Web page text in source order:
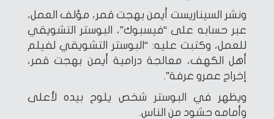
ونشر السيناريست أيمن بهجت قمر، مؤلف العمل،
عبر حسابه على “فيسبوك”، البوستر التشويقي
للعمل، وكتبت عليه: “البوستر التشويقي لفيلم
أهل الكهف، معالجة درامية أيمن بهجت قمر،
إخراج عمرو عرفة”.
ويظهر في البوستر شخص يلوح بيده لأعلى
وأمامه حشود من الناس.